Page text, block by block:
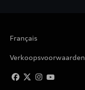
Français
Verkoopsvoorwaarden